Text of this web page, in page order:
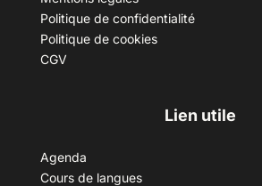
Politique de confidentialité
Politique de cookies
CGV
Lien utile
Agenda
Cours de langues